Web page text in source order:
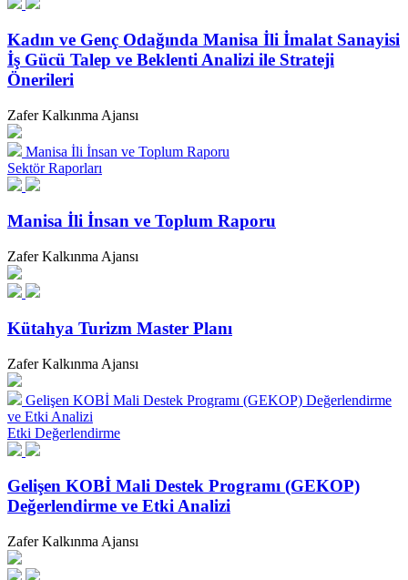
Kadın ve Genç Odağında Manisa İli İmalat Sanayisi
İş Gücü Talep ve Beklenti Analizi ile Strateji
Önerileri
Zafer Kalkınma Ajansı
Manisa İli İnsan ve Toplum Raporu
Sektör Raporları
Manisa İli İnsan ve Toplum Raporu
Zafer Kalkınma Ajansı
Kütahya Turizm Master Planı
Zafer Kalkınma Ajansı
Gelişen KOBİ Mali Destek Programı (GEKOP) Değerlendirme
ve Etki Analizi
Etki Değerlendirme
Gelişen KOBİ Mali Destek Programı (GEKOP)
Değerlendirme ve Etki Analizi
Zafer Kalkınma Ajansı